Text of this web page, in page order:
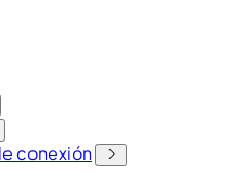
conexión